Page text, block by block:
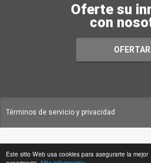
Este sitio Web usa cookies para asegurarte la mejor
Oferte su
con
OFERTAR
Términos de servicio y privacidad